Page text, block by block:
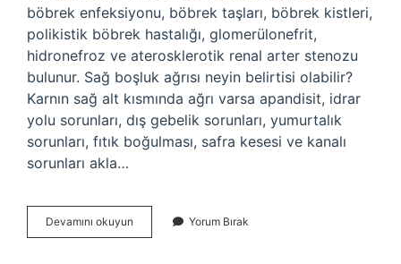
böbrek enfeksiyonu, böbrek taşları, böbrek kistleri,
polikistik böbrek hastalığı, glomerülonefrit,
hidronefroz ve aterosklerotik renal arter stenozu
bulunur. Sağ boşluk ağrısı neyin belirtisi olabilir?
Karnın sağ alt kısmında ağrı varsa apandisit, idrar
yolu sorunları, dış gebelik sorunları, yumurtalık
sorunları, fıtık boğulması, safra kesesi ve kanalı
sorunları akla…
Devamını okuyun Insanların
Böğrü
Yorum Bırak